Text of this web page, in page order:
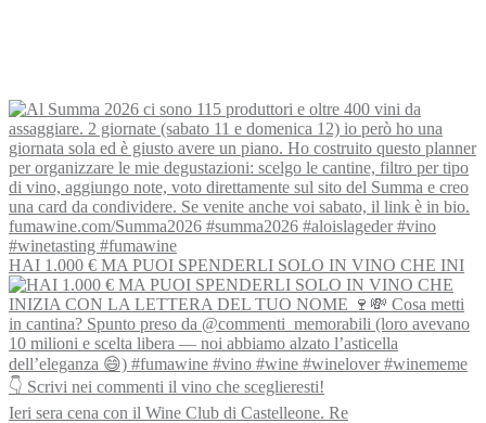
HAI 1.000 € MA PUOI SPENDERLI SOLO IN VINO CHE INI
Ieri sera cena con il Wine Club di Castelleone. Re